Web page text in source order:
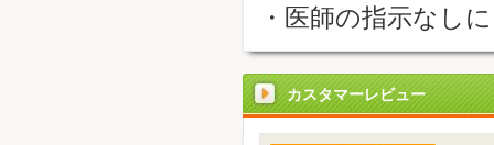
・医師の指示なし
カスタマーレビュー